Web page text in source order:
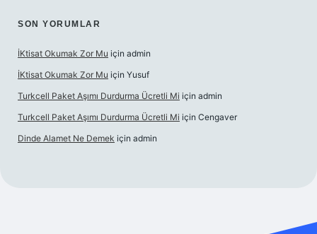
SON YORUMLAR
İKtisat Okumak Zor Mu için admin
İKtisat Okumak Zor Mu için Yusuf
Turkcell Paket Aşımı Durdurma Ücretli Mi için admin
Turkcell Paket Aşımı Durdurma Ücretli Mi için Cengaver
Dinde Alamet Ne Demek için admin